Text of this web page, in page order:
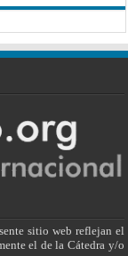
sitio web reflejan el
el de la Cátedra y/o